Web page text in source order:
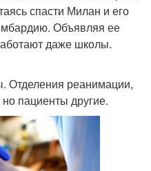
спасти Милан и его
Объявляя ее
даже школы.
Отделения реанимации,
но пациенты другие.